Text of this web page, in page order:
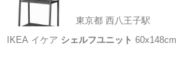
東京都 西八王子駅
IKEA イケア シェルフユニット